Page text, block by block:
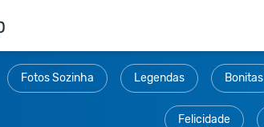
Fotos Sozinha Legendas Bonitas
Felicidade